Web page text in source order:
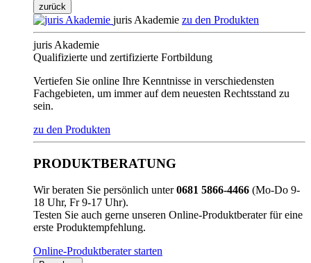
zurück
juris Akademie zu den Produkten
juris Akademie
Qualifizierte und zertifizierte Fortbildung
Vertiefen Sie online Ihre Kenntnisse in verschiedensten
Fachgebieten, um immer auf dem neuesten Rechtsstand zu
sein.
zu den Produkten
PRODUKTBERATUNG
Wir beraten Sie persönlich unter0681 5866-4466 (Mo-Do 9-
18 Uhr, Fr 9-17 Uhr).
Testen Sie auch gerne unseren Online-Produktberater für eine
erste Produktempfehlung.
Online-Produktberater starten